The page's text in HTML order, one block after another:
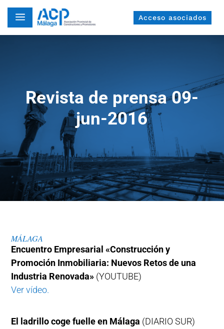
a Acceso asociados
Revista de prensa 09-
jun-2016
MÁLAGA
Encuentro Empresarial «Construcción y
Promoción Inmobiliaria: Nuevos Retos de una
Industria Renovada» (YOUTUBE)
Ver vídeo.
El ladrillo coge fuelle en Málaga (DIARIO SUR)